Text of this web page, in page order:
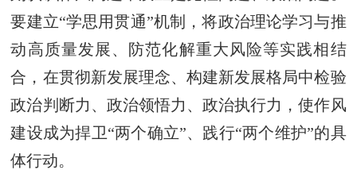
要建立“学思用贯通”机制，将政治理论学习与推
动高质量发展、防范化解重大风险等实践相结
合，在贯彻新发展理念、构建新发展格局中检验
政治判断力、政治领悟力、政治执行力，使作风
建设成为捍卫“两个确立”、践行“两个维护”的具
体行动。